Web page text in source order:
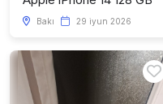
Bakı 29 iyun 2026